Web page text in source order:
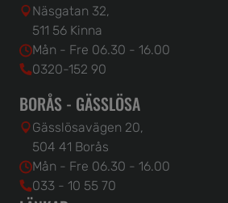
Näsgatan 32,
511 56 Kinna
Mån - Fre 06.30 - 16.00
0320-152 90
BORÅS - GÄSSLÖSA
Gässlösavägen 20,
504 41 Borås
Mån - Fre 06.30 - 16.00
033 - 10 55 70